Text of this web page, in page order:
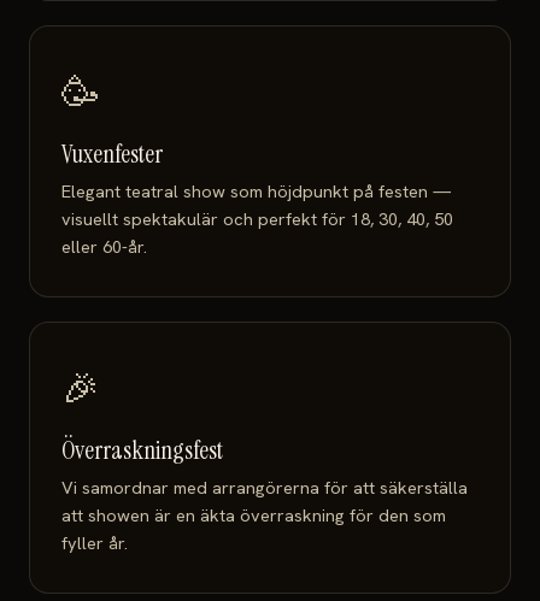
🥳
Vuxenfester
Elegant teatral show som höjdpunkt på festen —
visuellt spektakulär och perfekt för 18, 30, 40, 50
eller 60-år.
🎉
Överraskningsfest
Vi samordnar med arrangörerna för att säkerställa
att showen är en äkta överraskning för den som
fyller år.